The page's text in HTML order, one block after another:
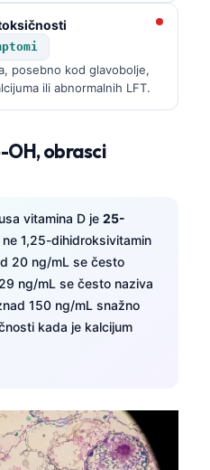
posebno kod glavobolje,
ili abnormalnih LFT.
OH, obrasci
vitamina D je 25-
ne 1,25-dihidroksivitamin
20 ng/mL se često
ng/mL se često naziva
150 ng/mL snažno
kada je kalcijum